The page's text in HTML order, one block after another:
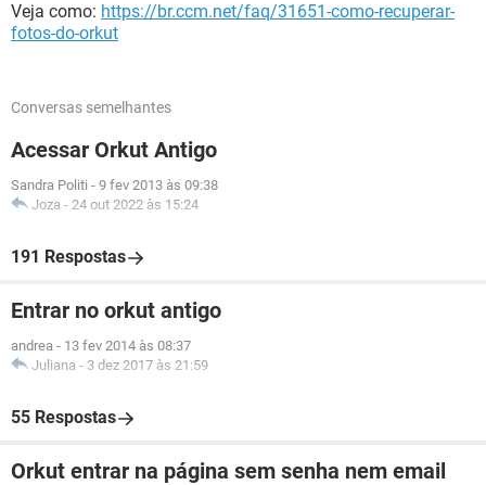
Veja como: https://br.ccm.net/faq/31651-como-recuperar-
fotos-do-orkut
Conversas semelhantes
Acessar Orkut Antigo
Sandra Politi - 9 fev 2013 às 09:38
Joza - 24 out 2022 às 15:24
191 Respostas
Entrar no orkut antigo
andrea - 13 fev 2014 às 08:37
Juliana - 3 dez 2017 às 21:59
55 Respostas
Orkut entrar na página sem senha nem email